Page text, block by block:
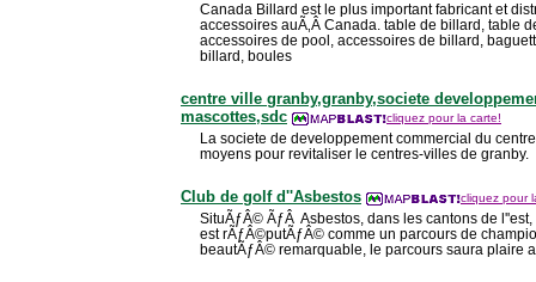
Canada Billard est le plus important fabricant et
accessoires auÃ‚Â Canada. table de billard, table
accessoires de pool, accessoires de billard,
billard, boules
centre ville granby,granby,societe
mascottes,sdc
cliquez pour la carte!
La societe de developpement commercial du
moyens pour revitaliser le centres-villes de granby.
Club de golf d''Asbestos cliquez pour
SituÃƒÂ© ÃƒÂ Asbestos, dans les cantons de
est rÃƒÂ©putÃƒÂ© comme un parcours de
beautÃƒÂ© remarquable, le parcours saura plaire